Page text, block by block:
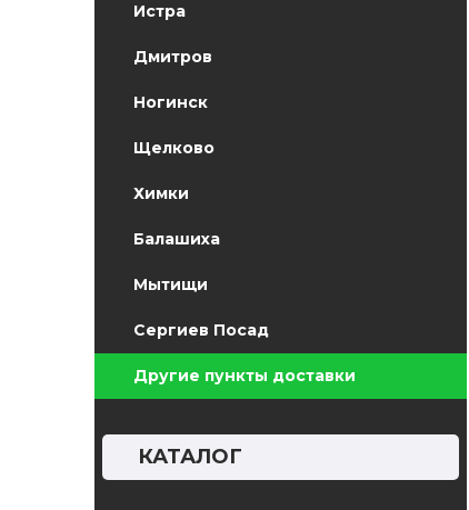
Истра
Дмитров
Ногинск
Щелково
Химки
Балашиха
Мытищи
Сергиев Посад
Другие пункты доставки
КАТАЛОГ